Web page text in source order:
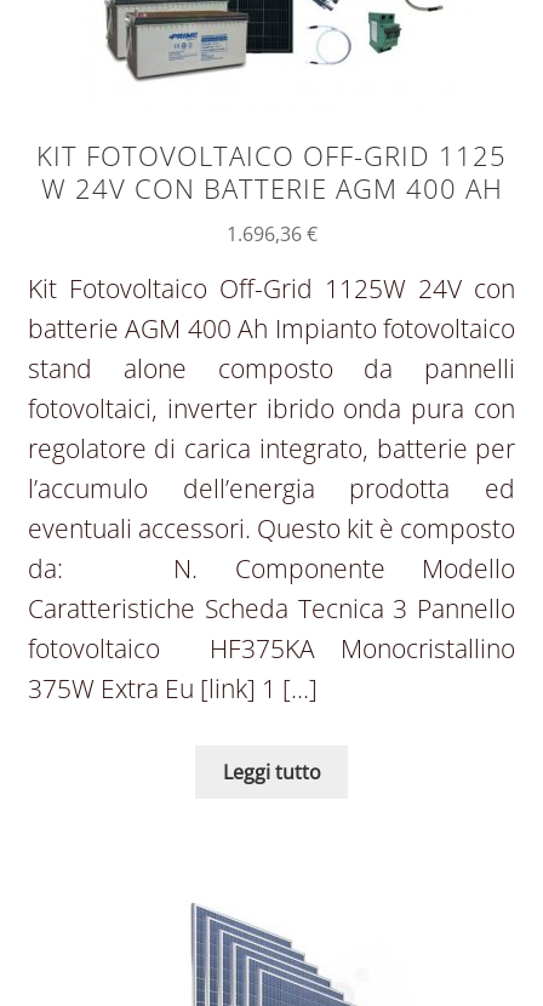
KIT FOTOVOLTAICO OFF-GRID 1125
W 24V CON BATTERIE AGM 400 AH
1.696,36€
Kit Fotovoltaico Off-Grid 1125W 24V con
batterie AGM 400 Ah Impianto fotovoltaico
stand alone composto da pannelli
fotovoltaici, inverter ibrido onda pura con
regolatore di carica integrato, batterie per
l’accumulo dell’energia prodotta ed
eventuali accessori. Questo kit è composto
da: N. Componente Modello
Caratteristiche Scheda Tecnica 3 Pannello
fotovoltaico HF375KA Monocristallino
375W Extra Eu [link] 1 […]
Leggi tutto